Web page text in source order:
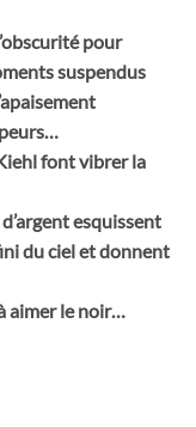
pour
suspendus
font vibrer la
esquissent
du ciel et donnent
aimer le noir…